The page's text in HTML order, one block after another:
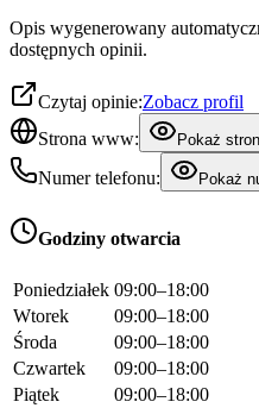
Opis wygenerowany
dostępnych opinii.
Czytaj opinie:Zobacz profil
Strona www:
Pokaż
Numer telefonu: Pokaż
Godziny otwarcia
Poniedziałek 09:00–18:00
Wtorek
09:00–18:00
Środa
09:00–18:00
Czwartek
09:00–18:00
Piątek
09:00–18:00